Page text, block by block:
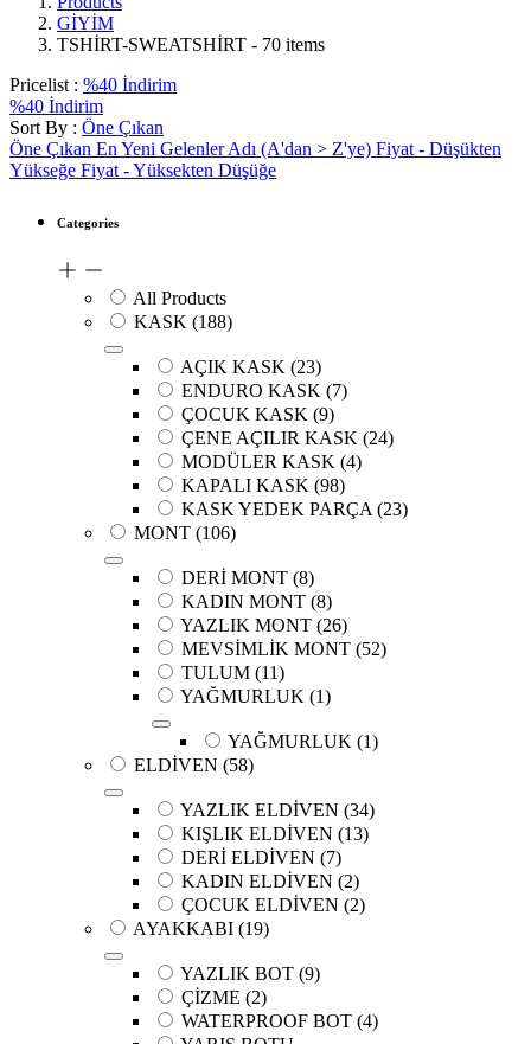
GİYİM
TSHİRT-SWEATSHİRT - 70 items
Pricelist : %40 İndirim
%40 İndirim
Sort By : Öne Çıkan
Öne Çıkan En Yeni Gelenler Adı (A'dan > Z'ye) Fiyat - Düşükten
Yükseğe Fiyat - Yüksekten Düşüğe
Categories
All Products
KASK (188)
AÇIK KASK (23)
ENDURO KASK (7)
ÇOCUK KASK (9)
ÇENE AÇILIR KASK (24)
MODÜLER KASK (4)
KAPALI KASK (98)
KASK YEDEK PARÇA (23)
MONT (106)
DERİ MONT (8)
KADIN MONT (8)
YAZLIK MONT (26)
MEVSİMLİK MONT (52)
TULUM (11)
YAĞMURLUK (1)
YAĞMURLUK (1)
ELDİVEN (58)
YAZLIK ELDİVEN (34)
KIŞLIK ELDİVEN (13)
DERİ ELDİVEN (7)
KADIN ELDİVEN (2)
ÇOCUK ELDİVEN (2)
AYAKKABI (19)
YAZLIK BOT (9)
ÇİZME (2)
WATERPROOF BOT (4)